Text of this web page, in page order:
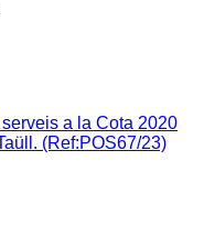
a la Cota 2020
(Ref:POS67/23)